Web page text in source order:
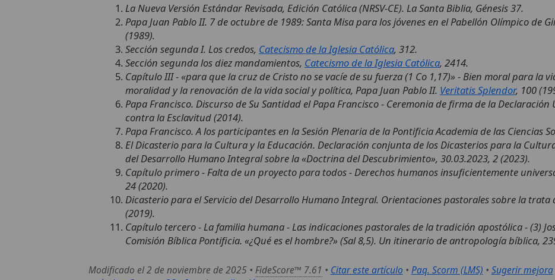
La Nueva Versión Estándar Revisada, Edición Católica (NRSV-CE). La Santa Biblia, Génesis 37.
Papa Juan Pablo II. 7 de octubre de 1989: Santa Misa para los jóvenes en el Pabellón Olímpico de
(1989).
Sección segunda I. Los credos, Catecismo de la Iglesia Católica, 312.
Sección segunda los diez mandamientos, Catecismo de la Iglesia Católica, 2414.
Capítulo III - «para que la cruz de Cristo no se vacíe de su fuerza (1 Co 1,17)» - Bien moral para la
moralidad y la renovación de la vida social y política, Papa Juan Pablo II. Veritatis Splendor, 100
Papa Francisco. Discurso de Su Santidad el Papa Francisco - Ceremonia de firma de la Declaración
contra la Esclavitud (2014).
Papa Francisco. A los participantes en la Sesión Plenaria de la Pontificia Academia de las Ciencias
El Dicasterio para la Cultura y la Educación. Declaración conjunta de los Dicasterios para la
del Desarrollo Humano Integral sobre la «Doctrina del Descubrimiento», 30.03.2023, 2 (2023).
Capítulo primero - Falta de un proyecto para todos - Derechos humanos insuficientemente
24 (2020).
Dicasterio para el Servicio del Desarrollo Humano Integral. Orientaciones pastorales sobre la trata
(2019).
Capítulo tercero - La familia humana - Las indicaciones pastorales de la tradición apostólica - (3)
Comisión Bíblica Pontificia. «¿Qué es el hombre?» (Sal 8,5). Un itinerario de antropología bíblica,
Modificado el 2 de noviembre de 2025 • FideScore™ 7.61 • Citar este artículo • Paq. Scorm (LMS) • Sugerir mejora